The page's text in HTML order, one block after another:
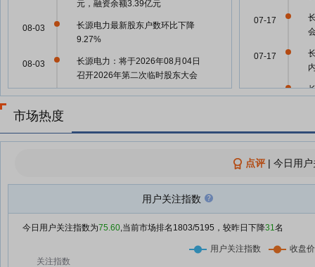
元，融资余额3.39亿元
长源电力最新股东户数环比下降
9.27%
08-03
长源电力：将于2026年08月04日
召开2026年第二次临时股东大会
08-03
长源电力：融资净买入102.83万
长源电力：融资净偿还189.25万
07-30
公用事业板块中报预告亮点频现
长源电力：融资净偿还50.24万
喜 10家企业预计净利增速超50%
07-17
07-17
07-02
市场热度
点评| 今日用
用户关注指数
今日用户关注指数为75.60,当前市场排名 1803/5195，较昨日下降31名